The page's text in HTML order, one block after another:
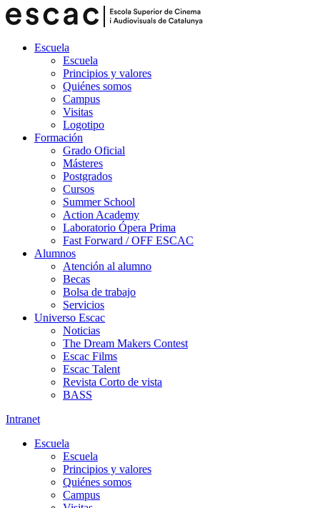
Escuela
Escuela
Principios y valores
Quiénes somos
Campus
Visitas
Logotipo
Formación
Grado Oficial
Másteres
Postgrados
Cursos
Summer School
Action Academy
Laboratorio Ópera Prima
Fast Forward / OFF ESCAC
Alumnos
Atención al alumno
Becas
Bolsa de trabajo
Servicios
Universo Escac
Noticias
The Dream Makers Contest
Escac Films
Escac Talent
Revista Corto de vista
BASS
Intranet
Escuela
Escuela
Principios y valores
Quiénes somos
Campus